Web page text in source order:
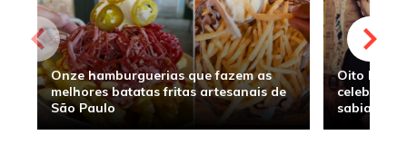
Onze hamburguerias que fazem as
melhores batatas fritas artesanais de
São Paulo
Oito
sabia